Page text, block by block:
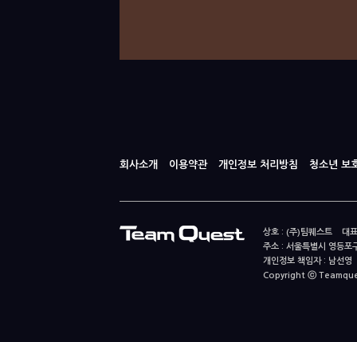
회사소개 이용약관 개인정보 처리방침 청소년 보
상호 : (주)팀퀘스트 대
주소 : 서울특별시 영등
개인정보 책임자 : 남
Copyright ⓒ